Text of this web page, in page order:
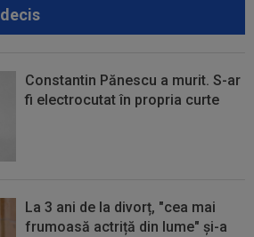
Constantin Pănescu a murit. S-ar
fi electrocutat în propria curte
La 3 ani de la divorț, "cea mai
frumoasă actriță din lume" și-a